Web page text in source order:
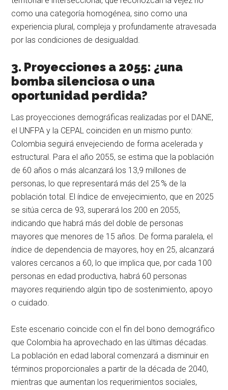
como una categoría homogénea, sino como una
experiencia plural, compleja y profundamente atravesada
por las condiciones de desigualdad.
3. Proyecciones a 2055: ¿una
bomba silenciosa o una
oportunidad perdida?
Las proyecciones demográficas realizadas por el DANE,
el UNFPA y la CEPAL coinciden en un mismo punto:
Colombia seguirá envejeciendo de forma acelerada y
estructural. Para el año 2055, se estima que la población
de 60 años o más alcanzará los 13,9 millones de
personas, lo que representará más del 25 % de la
población total. El índice de envejecimiento, que en 2025
se sitúa cerca de 93, superará los 200 en 2055,
indicando que habrá más del doble de personas
mayores que menores de 15 años. De forma paralela, el
índice de dependencia de mayores, hoy en 25, alcanzará
valores cercanos a 60, lo que implica que, por cada 100
personas en edad productiva, habrá 60 personas
mayores requiriendo algún tipo de sostenimiento, apoyo
o cuidado.
Este escenario coincide con el fin del bono demográfico
que Colombia ha aprovechado en las últimas décadas.
La población en edad laboral comenzará a disminuir en
términos proporcionales a partir de la década de 2040,
mientras que aumentan los requerimientos sociales,